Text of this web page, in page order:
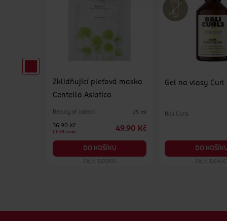
Zklidňující pleťová maska
Centella Asiatica
Beauty of Joseon 25 ml
36.90 Kč
CLUB cena 49.90 Kč
DO KOŠÍKU
Obj. č.: 1205800
Gel na vlasy Curl
Bali Curls
DO
Obj. č.: 1264661